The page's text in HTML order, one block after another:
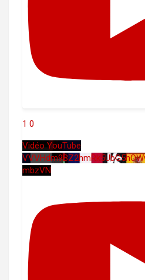
1 0
Vidéo YouTube
mbzVN